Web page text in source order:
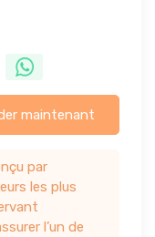
maintenant
par
les plus
l’un de